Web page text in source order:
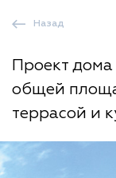
Проект
общей
террасой и
Назад